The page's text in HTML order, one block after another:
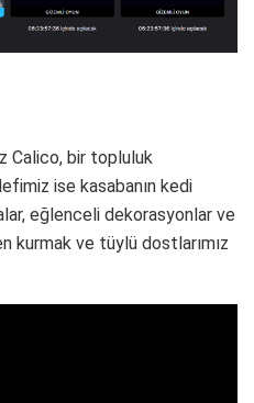
Calico, bir topluluk
ise kasabanın kedi
eğlenceli dekorasyonlar ve
kurmak ve tüylü dostlarımız